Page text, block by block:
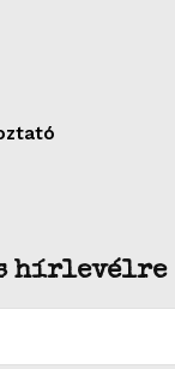
hírlevélre